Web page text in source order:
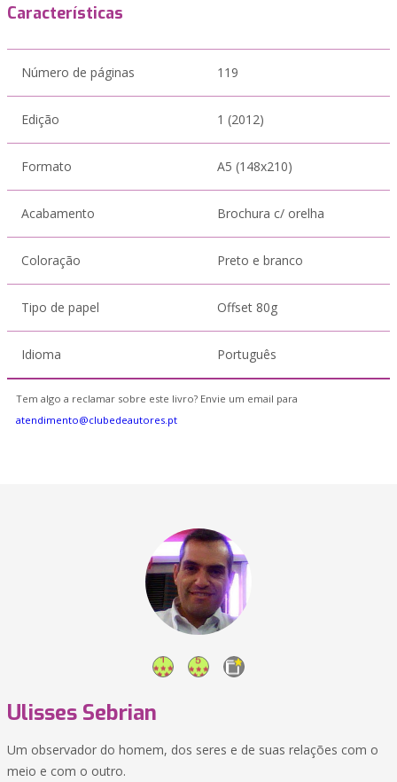
Características
Número de páginas 119
Edição 1 (2012)
Formato A5 (148x210)
Acabamento Brochura c/ orelha
Coloração Preto e branco
Tipo de papel Offset 80g
Idioma Português
Tem algo a reclamar sobre este livro? Envie um email para
atendimento@clubedeautores.pt
Ulisses Sebrian
Um observador do homem, dos seres e de suas relações com o
meio e com o outro.